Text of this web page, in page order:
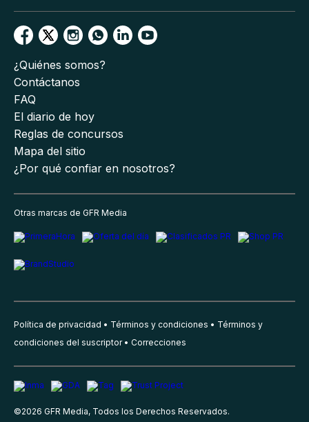
¿Quiénes somos?
Contáctanos
FAQ
El diario de hoy
Reglas de concursos
Mapa del sitio
¿Por qué confiar en nosotros?
Otras marcas de GFR Media
Política de privacidad Términos y condiciones
Términos y
condiciones del suscriptor
Correcciones
©2026 GFR Media, Todos los Derechos Reservados.